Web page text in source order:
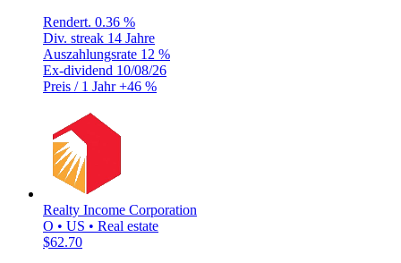
Rendert. 0.36 %
Div. streak 14 Jahre
Auszahlungsrate 12 %
Ex-dividend 10/08/26
Preis / 1 Jahr+46 %
Realty Income Corporation
O • US • Real estate
$62.70